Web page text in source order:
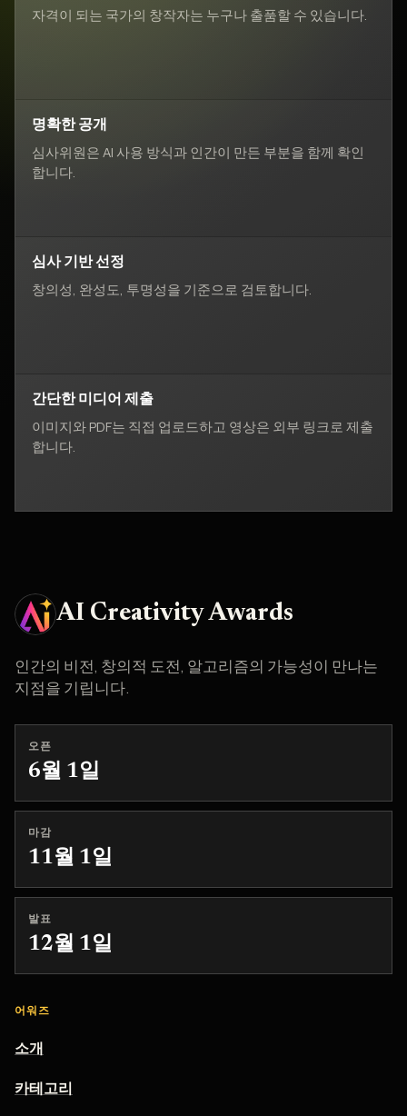
자격이 되는 국가의 창작자는 누구나 출품할 수 있습니다.
명확한 공개
심사위원은 AI 사용 방식과 인간이 만든 부분을 함께 확인
합니다.
심사 기반 선정
창의성, 완성도, 투명성을 기준으로 검토합니다.
간단한 미디어 제출
이미지와 PDF는 직접 업로드하고 영상은 외부 링크로 제출
합니다.
AI Creativity Awards
인간의 비전, 창의적 도전, 알고리즘의 가능성이 만나는
지점을 기립니다.
오픈
6월 1일
마감
11월 1일
발표
12월 1일
어워즈
소개
카테고리